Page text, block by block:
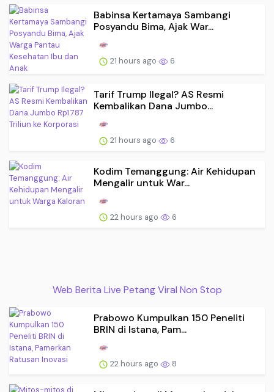
Babinsa Kertamaya Sambangi
Posyandu Bima, Ajak War...
21 hours ago 6
Tarif Trump Ilegal? AS Resmi
Kembalikan Dana Jumbo...
21 hours ago 6
Kodim Temanggung: Air Kehidupan
Mengalir untuk War...
22 hours ago 6
Web Berita Live Petang Viral Non Stop
Prabowo Kumpulkan 150 Peneliti
BRIN di Istana, Pam...
22 hours ago 8